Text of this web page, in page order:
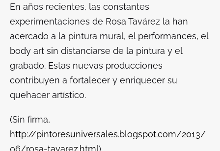
En años recientes, las constantes
experimentaciones de Rosa Tavárez la han
acercado a la pintura mural, el performances, el
body art sin distanciarse de la pintura y el
grabado. Estas nuevas producciones
contribuyen a fortalecer y enriquecer su
quehacer artístico.
(Sin firma,
http://pintoresuniversales.blogspot.com/2013/
06/rosa-tavarez.html)